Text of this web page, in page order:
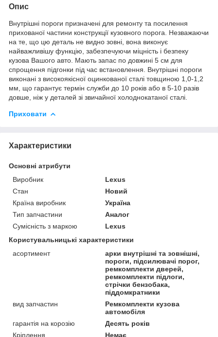
Опис
Внутрішні пороги призначені для ремонту та посилення
прихованої частини конструкції кузовного порога. Незважаючи
на те, що цю деталь не видно зовні, вона виконує
найважливішу функцію, забезпечуючи міцність і безпеку
кузова Вашого авто. Мають запас по довжині 5 см для
спрощення підгонки під час встановлення. Внутрішні пороги
виконані з високоякісної оцинкованої сталі товщиною 1,0-1,2
мм, що гарантує термін служби до 10 років або в 5-10 разів
довше, ніж у деталей зі звичайної холоднокатаної сталі.
Приховати
Характеристики
Основні атрибути
Виробник
Lexus
Стан
Новий
Країна виробник
Україна
Тип запчастини
Аналог
Сумісність з маркою
Lexus
Користувальницькі характеристики
асортимент
арки внутрішні та зовнішні,
пороги, підсилювачі порог,
ремкомплекти дверей,
ремкомплекти підлоги,
стрічки бензобака,
піддомкратники
вид запчастин
Ремкомплекти кузова
автомобіля
гарантія на корозію
Десять років
Кріплення
Немає